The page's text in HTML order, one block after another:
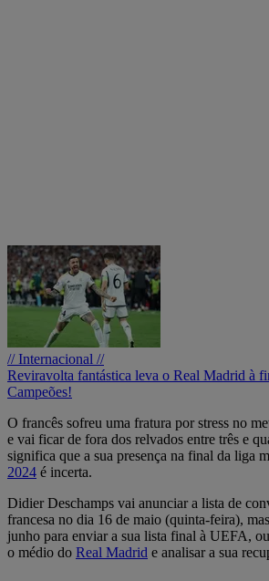
// Internacional //
Reviravolta fantástica leva o Real Madrid à
Campeões!
O francês sofreu uma fratura por stress no
e vai ficar de fora dos relvados entre três e
significa que a sua presença na final da liga
2024 é incerta.
Didier Deschamps vai anunciar a lista de
francesa no dia 16 de maio (quinta-feira),
junho para enviar a sua lista final à UEFA,
o médio do Real Madrid e analisar a sua